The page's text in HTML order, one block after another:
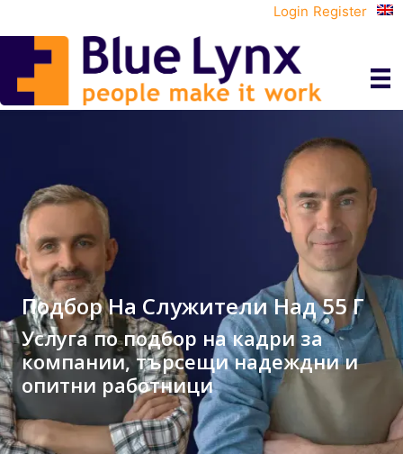
Login Register
Подбор На Служители Над 55 Г
Услуга по подбор на кадри за
компании, търсещи надеждни и
опитни работници